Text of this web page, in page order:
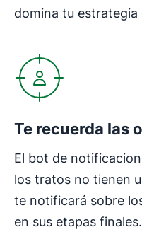
domina tu estrategia
Te recuerda las
El bot de
los tratos no tienen
te notificará sobre
en sus etapas finales.